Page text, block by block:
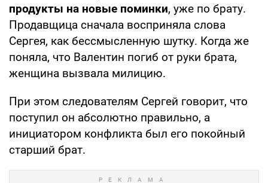
продукты на новые поминки, уже по брату.
Продавщица сначала восприняла слова
Сергея, как бессмысленную шутку. Когда же
поняла, что Валентин погиб от руки брата,
женщина вызвала милицию.
При этом следователям Сергей говорит, что
поступил он абсолютно правильно, а
инициатором конфликта был его покойный
старший брат.